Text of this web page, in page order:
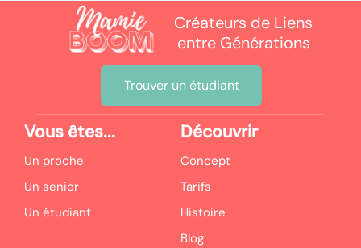
Créateurs de Liens
entre Générations
Trouver un étudiant
Vous êtes...
Un proche
Un senior
Un étudiant
Découvrir
Concept
Tarifs
Histoire
Blog